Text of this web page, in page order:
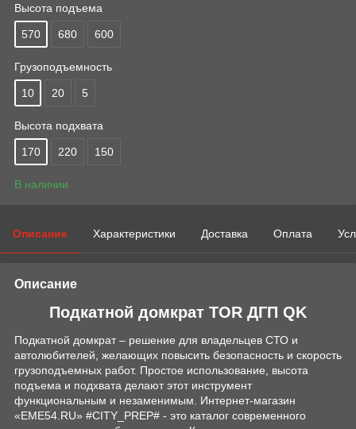
Высота подъема
570 680 600
Грузоподъемность
10 20 5
Высота подхвата
170 220 150
В наличии
Описание Характеристики Доставка Оплата
Описание
Подкатной домкрат TOR ДГП QK
Подкатной домкрат – решение для владельцев СТО и
автолюбителей, желающих повысить безопасность и скорость
грузоподъемных работ. Простое использование, высота
подъема и подхвата делают этот инструмент
функциональным и незаменимым. Интернет-магазин
«EME54.RU» #CITY_PREP# - это каталог современного